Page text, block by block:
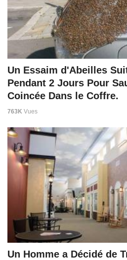
Un Essaim d'Abeilles
Pendant 2 Jours Pour
Coincée Dans le Coffre.
763K Vues
Un Homme a Décidé de